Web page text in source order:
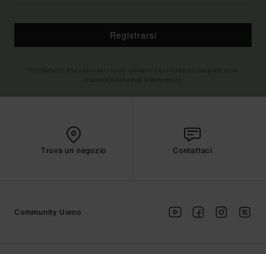
Registrarsi
Trova un negozio Contattaci
Community Uomo